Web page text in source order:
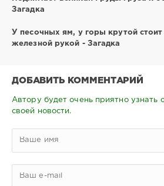
Загадка
У песочных ям, у горы крутой стоит
железной рукой - Загадка
ДОБАВИТЬ КОММЕНТАРИЙ
Автору будет очень приятно узнать
своей новости.